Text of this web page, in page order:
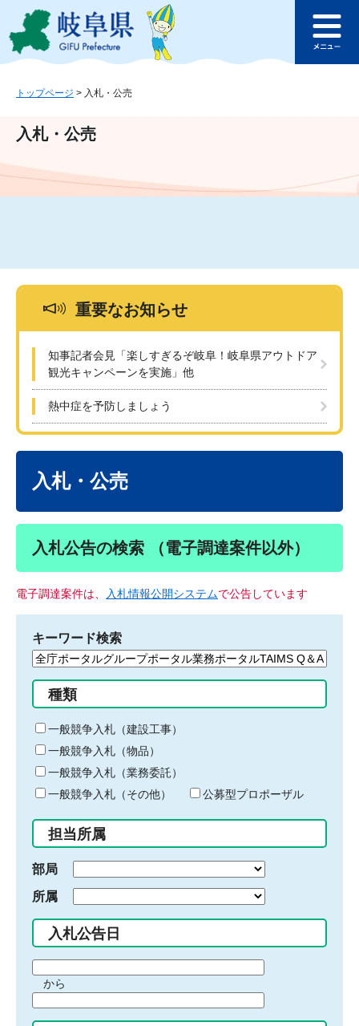
ジ
ュ
文
このページの本文へ
ュ
トップページ > 入札・公売
入札・公売
重要なお知らせ
知事記者会見「楽しすぎるぞ岐阜！岐阜県アウトドア
観光キャンペーンを実施」他
熱中症を予防しましょう
入札・公売
入札公告の検索 （電子調達案件以外）
電子調達案件は、 入札情報公開システムで公告しています
キーワード検索
検
る
キ
ー
ワ
ー
ド
入
力
種類
一般競争入札（建設工事）
一般競争入札（物品）
一般競争入札（業務委託）
一般競争入札（その他）
公募型プロポーザル
担当所属
部局
所属
入札公告日
間
始
から
間